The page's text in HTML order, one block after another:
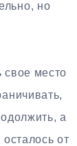
но
свое место
а
от